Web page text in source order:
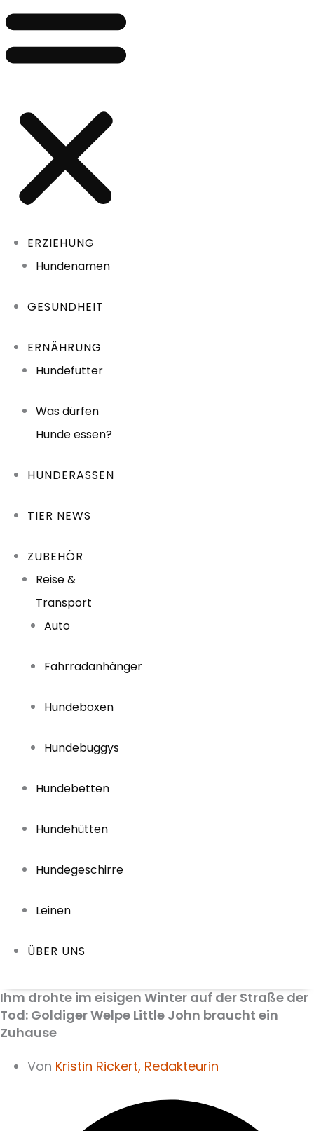
ERZIEHUNG
Hundenamen
GESUNDHEIT
ERNÄHRUNG
Hundefutter
Was dürfen
Hunde essen?
HUNDERASSEN
TIER NEWS
ZUBEHÖR
Reise &
Transport
Auto
Fahrradanhänger
Hundeboxen
Hundebuggys
Hundebetten
Hundehütten
Hundegeschirre
Leinen
ÜBER UNS
Ihm drohte im eisigen Winter auf der Straße der
Tod: Goldiger Welpe Little John braucht ein
Zuhause
Von Kristin Rickert, Redakteurin